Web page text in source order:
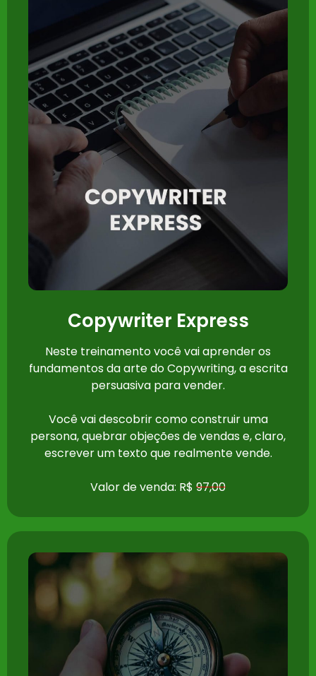
Copywriter Express
Neste treinamento você vai aprender os
fundamentos da arte do Copywriting, a escrita
persuasiva para vender.
Você vai descobrir como construir uma
persona, quebrar objeções de vendas e, claro,
escrever um texto que realmente vende.
Valor de venda: R$ 97,00